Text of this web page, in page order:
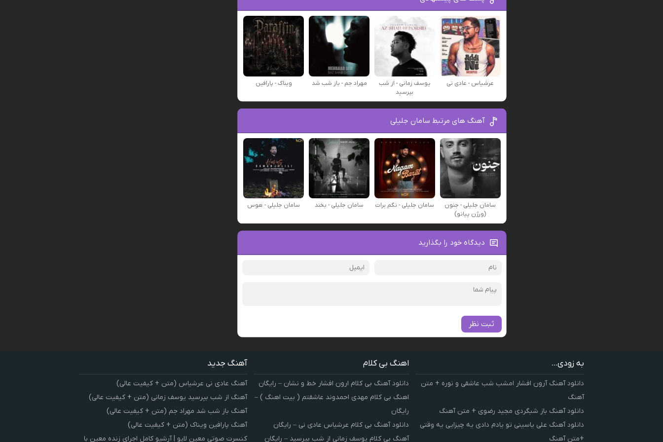
عرشیاس - عادی نی
یوسف زمانی - از شب
بپرسید
مهراد جم - باز شب شد ویناک - پارافین
آهنگ های مرتبط سامان جلیلی
سامان جلیلی - جنون
(ورژن پیانو)
سامان جلیلی - نگم برات سامان جلیلی - بخند سامان جلیلی - هوس
دیدگاه خود را بگذارید
ثبت نظر
به زودی...
دانلود آهنگ آرون افشار امشب شب عاشقی و نوره + متن
آهنگ
دانلود آهنگ باز شبگردی مجید رضوی + متن آهنگ
دانلود آهنگ علی یاسینی تو یادم دادی یه چیزایی یه وقتی
+متن آهنگ
اهنگ بی کلام
دانلود آهنگ بی کلام ارون افشار خط و نشان – رایگان
اهنگ بی کلام مهدی احمدوند عاشقتم ( بیت اهنگ ) –
رایگان
دانلود آهنگ بی کلام عرشیاس عادی نی – رایگان
آهنگ بی کلام یوسف زمانی از شب بپرسید – رایگان
آهنگ جدید
آهنگ عادی نی عرشیاس (متن + کیفیت عالی)
آهنگ از شب بپرسید یوسف زمانی (متن + کیفیت عالی)
آهنگ باز شب شد مهراد جم (متن + کیفیت عالی)
آهنگ پارافین ویناک (متن + کیفیت عالی)
کنسرت صوتی معین لایو | آرشیو کامل اجرای زنده معین با